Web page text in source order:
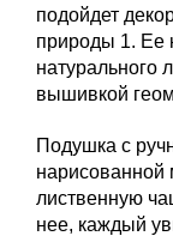
подойдет
природы 1. Ее
натурального
вышивкой
Подушка с
нарисованной
лиственную
нее, каждый